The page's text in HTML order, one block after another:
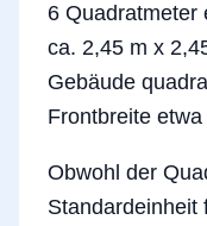
6 Quadratmeter
ca. 2,45 m x
Gebäude
Frontbreite
Obwohl der
Standardeinheit